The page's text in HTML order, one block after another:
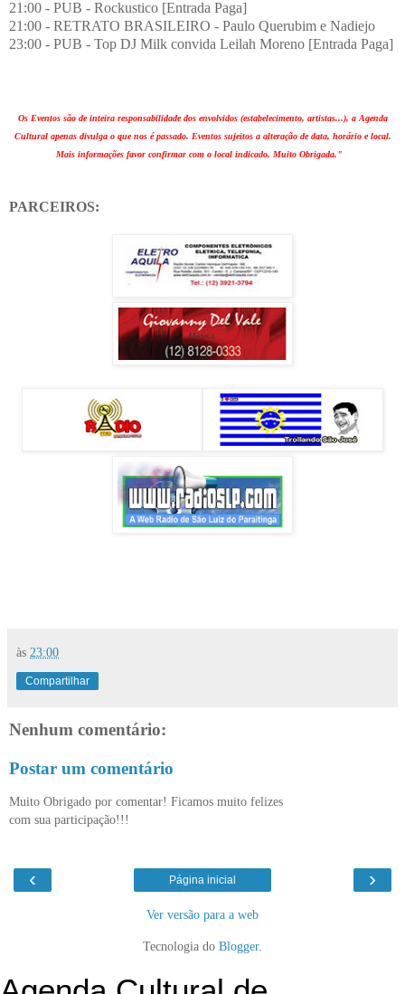
21:00 - PUB - Rockustico [Entrada Paga]
21:00 - RETRATO BRASILEIRO - Paulo Querubim e Nadiejo
23:00 - PUB - Top DJ Milk convida Leilah Moreno [Entrada Paga]
Os Eventos são de inteira responsabilidade dos envolvidos (estabelecimento, artistas...), a Agenda
Cultural apenas divulga o que nos é passado. Eventos sujeitos a alteração de data, horário e local.
Mais informações favor confirmar com o local indicado. Muito Obrigada."
PARCEIROS:
às 23:00
Compartilhar
Nenhum comentário:
Postar um comentário
Muito Obrigado por comentar! Ficamos muito felizes
com sua participação!!!
‹ ›
Página inicial
Ver versão para a web
Tecnologia do Blogger.